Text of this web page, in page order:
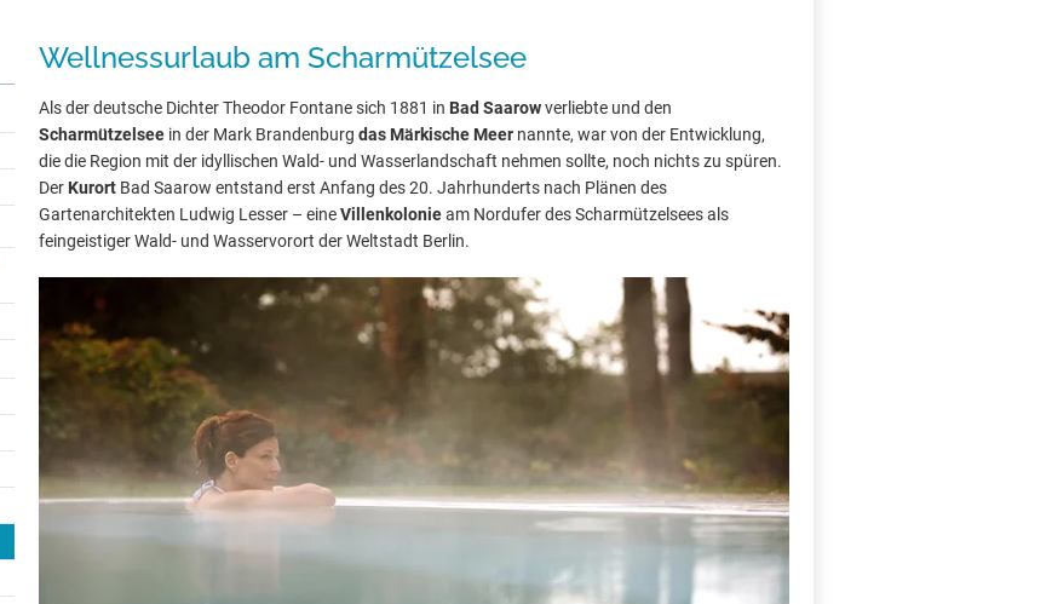
Wellnessurlaub am Scharmützelsee
Als der deutsche Dichter Theodor Fontane sich 1881 in Bad Saarowverliebte und den
Scharmützelsee in der Mark Brandenburg das Märkische Meer nannte, war von der Entwicklung,
die die Region mit der idyllischen Wald- und Wasserlandschaft nehmen sollte, noch nichts zu spüren.
Der Kurort Bad Saarow entstand erst Anfang des 20. Jahrhunderts nach Plänen des
Gartenarchitekten Ludwig Lesser – eineVillenkolonieam Nordufer des Scharmützelsees als
feingeistiger Wald- und Wasservorort der Weltstadt Berlin.